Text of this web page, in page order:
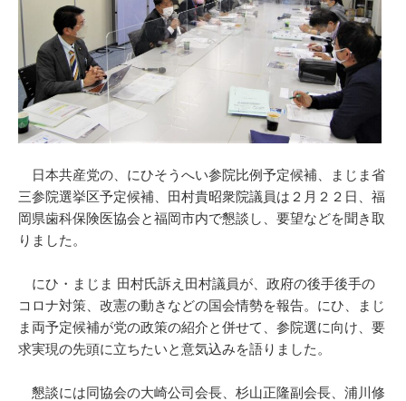
日本共産党の、にひそうへい参院比例予定候補、まじま省
三参院選挙区予定候補、田村貴昭衆院議員は２月２２日、福
岡県歯科保険医協会と福岡市内で懇談し、要望などを聞き取
りました。
にひ・まじま 田村氏訴え田村議員が、政府の後手後手の
コロナ対策、改憲の動きなどの国会情勢を報告。にひ、まじ
ま両予定候補が党の政策の紹介と併せて、参院選に向け、要
求実現の先頭に立ちたいと意気込みを語りました。
懇談には同協会の大崎公司会長、杉山正隆副会長、浦川修